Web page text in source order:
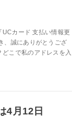
UCカード 支払い情報更
、誠にありがとうござ
こで私のアドレスを入
4月12日